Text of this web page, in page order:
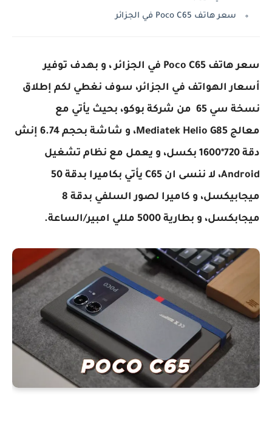
سعر هاتف Poco C65 في الجزائر
سعر هاتف Poco C65 في الجزائر ، و بهدف توفير
أسعار الهواتف في الجزائر، سوف نغطي لكم إطلاق
نسخة سي 65 من شركة بوكو، بحيث يأتي مع
معالج Mediatek Helio G85، و شاشة بحجم 6.74 إنش
دقة 720*1600 بكسل، و يعمل مع نظام تشغيل
Android، لا ننسى ان C65 يأتي بكاميرا بدقة 50
ميجابيكسل، و كاميرا لصور السلفي بدقة 8
ميجابكسل، و بطارية 5000 مللي امبير/الساعة.